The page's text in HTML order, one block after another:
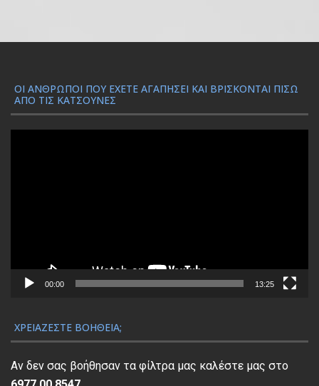
ΟΙ ΆΝΘΡΩΠΟΙ ΠΟΥ ΈΧΕΤΕ ΑΓΑΠΉΣΕΙ ΚΑΙ ΒΡΊΣΚΟΝΤΑΙ ΠΊΣΩ
ΑΠΌ ΤΙΣ ΚΑΤΣΟΎΝΕΣ
μ
ν
α
π
α
00:00 13:25
ΧΡΕΙΆΖΕΣΤΕ ΒΟΉΘΕΙΑ;
Αν δεν σας βοήθησαν τα φίλτρα μας καλέστε μας στο